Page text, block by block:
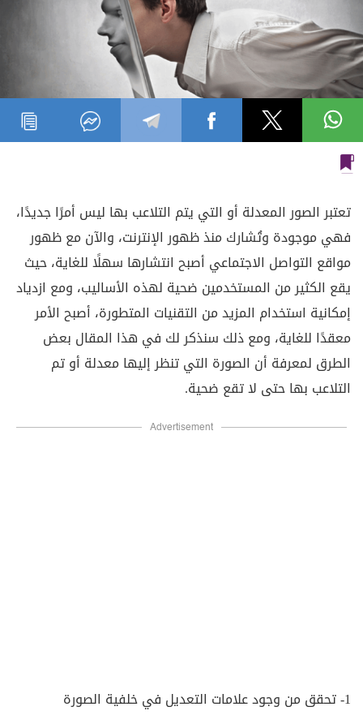
تعتبر الصور المعدلة أو التي يتم التلاعب بها ليس أمرًا جديدًا،
فهي موجودة وتُشارك منذ ظهور الإنترنت، والآن مع ظهور
مواقع التواصل الاجتماعي أصبح انتشارها سهلًا للغاية، حيث
يقع الكثير من المستخدمين ضحية لهذه الأساليب، ومع ازدياد
إمكانية استخدام المزيد من التقنيات المتطورة، أصبح الأمر
معقدًا للغاية، ومع ذلك سنذكر لك في هذا المقال بعض
الطرق لمعرفة أن الصورة التي تنظر إليها معدلة أو تم
التلاعب بها حتى لا تقع ضحية.
Advertisement
1- تحقق من وجود علامات التعديل في خلفية الصورة